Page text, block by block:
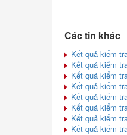
Các tin khác
Kết quả kiểm
Kết quả kiểm
Kết quả kiểm
Kết quả kiểm
Kết quả kiểm
Kết quả kiểm
Kết quả kiểm
Kết quả kiểm